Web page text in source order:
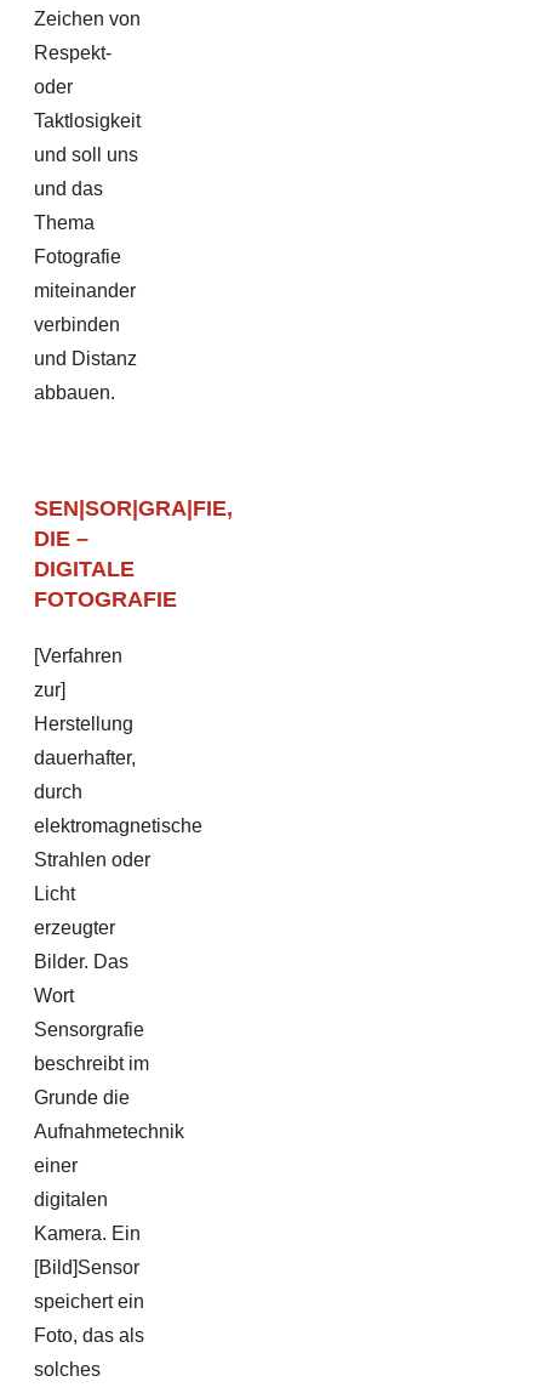
Zeichen von
Respekt-
oder
Taktlosigkeit
und soll uns
und das
Thema
Fotografie
miteinander
verbinden
und Distanz
abbauen.
SEN|SOR|GRA|FIE,
DIE –
DIGITALE
FOTOGRAFIE
[Verfahren
zur]
Herstellung
dauerhafter,
durch
elektromagnetische
Strahlen oder
Licht
erzeugter
Bilder. Das
Wort
Sensorgrafie
beschreibt im
Grunde die
Aufnahmetechnik
einer
digitalen
Kamera. Ein
[Bild]Sensor
speichert ein
Foto, das als
solches